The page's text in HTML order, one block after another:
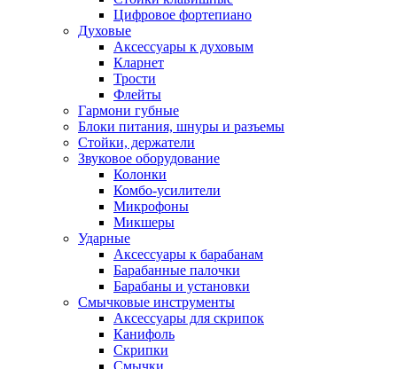
Цифровое фортепиано
Духовые
Аксессуары к духовым
Кларнет
Трости
Флейты
Гармони губные
Блоки питания, шнуры и разъемы
Стойки, держатели
Звуковое оборудование
Колонки
Комбо-усилители
Микрофоны
Микшеры
Ударные
Аксессуары к барабанам
Барабанные палочки
Барабаны и установки
Смычковые инструменты
Аксессуары для скрипок
Канифоль
Скрипки
Смычки